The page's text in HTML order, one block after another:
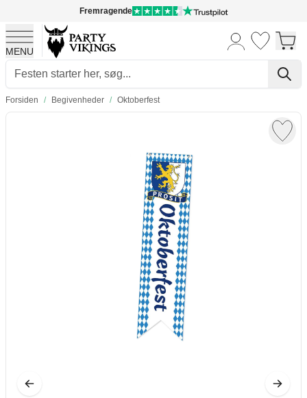
Fremragende
MENU
Skip to Content
Forsiden / Begivenheder / Oktoberfest